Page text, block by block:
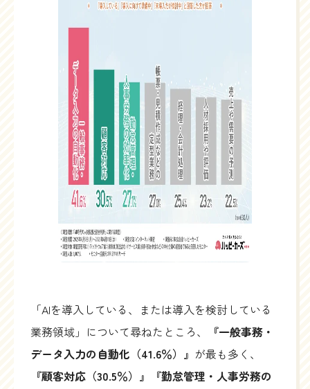
「AIを導入している、または導入を検討している
業務領域」について尋ねたところ、
『一般事務・
データ入力の自動化（41.6％）』 が最も多く、
『顧客対応（30.5％）』『勤怠管理・人事労務の